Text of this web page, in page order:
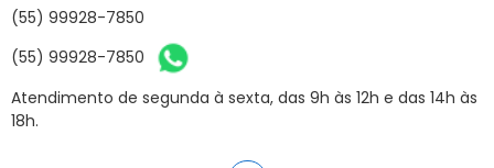
(55) 99928-7850
(55) 99928-7850
Atendimento de segunda à sexta, das 9h às 12h e das 14h às
18h.